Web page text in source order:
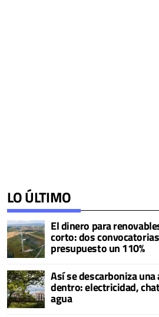
LO ÚLTIMO
El dinero para
corto: dos
presupuesto un 110%
Así se descarboniza una
dentro: electricidad,
agua